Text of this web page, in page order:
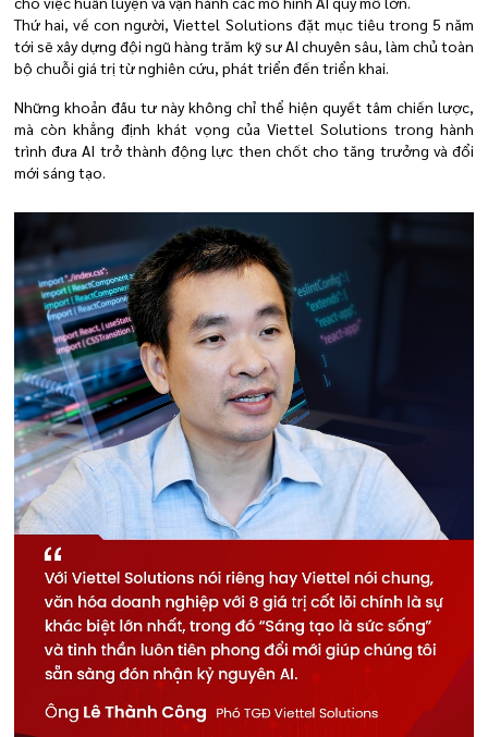
Thứ hai, về con người, Viettel Solutions đặt mục tiêu trong 5 năm
tới sẽ xây dựng đội ngũ hàng trăm kỹ sư AI chuyên sâu, làm chủ toàn
bộ chuỗi giá trị từ nghiên cứu, phát triển đến triển khai.
Những khoản đầu tư này không chỉ thể hiện quyết tâm chiến lược,
mà còn khẳng định khát vọng của Viettel Solutions trong hành
trình đưa AI trở thành động lực then chốt cho tăng trưởng và đổi
mới sáng tạo.